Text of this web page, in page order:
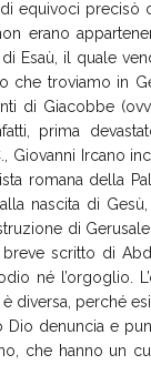
equivoci precisò
erano
Esaù, il quale
troviamo in
di Giacobbe
prima
Giovanni Ircano
romana della
nascita di
di
scritto di
né l’orgoglio.
diversa, perché
denuncia e
che hanno un